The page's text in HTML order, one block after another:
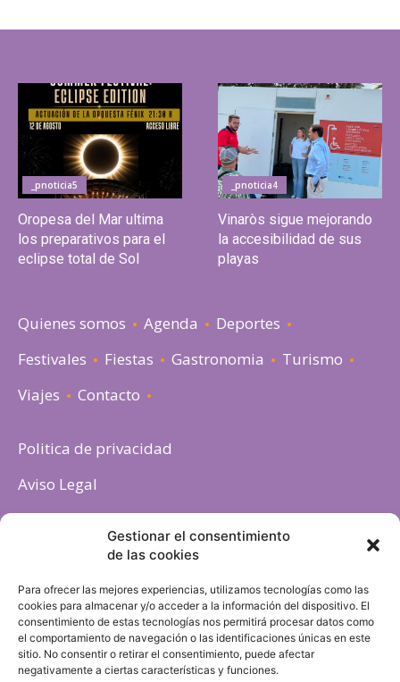
Gestionar el consentimiento
de las cookies
Para ofrecer las mejores experiencias, utilizamos tecnologías como las
cookies para almacenar y/o acceder a la información del dispositivo. El
consentimiento de estas tecnologías nos permitirá procesar datos como
el comportamiento de navegación o las identificaciones únicas en este
sitio. No consentir o retirar el consentimiento, puede afectar
negativamente a ciertas características y funciones.
_pnoticia5
Oropesa del Mar ultima
los preparativos para el
eclipse total de Sol
_pnoticia4
Vinaròs sigue mejorando
la accesibilidad de sus
playas
Quienes somos Agenda
Deportes
Festivales
Fiestas Gastronomia
Turismo
Viajes
Contacto
Politica de privacidad
Aviso Legal
Política de cookies